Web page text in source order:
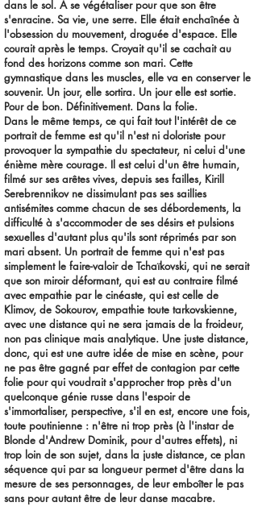
dans le sol. À se végétaliser pour que son être
s'enracine. Sa vie, une serre. Elle était enchaînée à
l'obsession du mouvement, droguée d'espace. Elle
courait après le temps. Croyait qu'il se cachait au
fond des horizons comme son mari. Cette
gymnastique dans les muscles, elle va en conserver le
souvenir. Un jour, elle sortira. Un jour elle est sortie.
Pour de bon. Définitivement. Dans la folie.
Dans le même temps, ce qui fait tout l'intérêt de ce
portrait de femme est qu'il n'est ni doloriste pour
provoquer la sympathie du spectateur, ni celui d'une
énième mère courage. Il est celui d'un être humain,
filmé sur ses arêtes vives, depuis ses failles, Kirill
Serebrennikov ne dissimulant pas ses saillies
antisémites comme chacun de ses débordements, la
difficulté à s'accommoder de ses désirs et pulsions
sexuelles d'autant plus qu'ils sont réprimés par son
mari absent. Un portrait de femme qui n'est pas
simplement le faire-valoir de Tchaïkovski, qui ne serait
que son miroir déformant, qui est au contraire filmé
avec empathie par le cinéaste, qui est celle de
Klimov, de Sokourov, empathie toute tarkovskienne,
avec une distance qui ne sera jamais de la froideur,
non pas clinique mais analytique. Une juste distance,
donc, qui est une autre idée de mise en scène, pour
ne pas être gagné par effet de contagion par cette
folie pour qui voudrait s'approcher trop près d'un
quelconque génie russe dans l'espoir de
s'immortaliser, perspective, s'il en est, encore une fois,
toute poutinienne : n'être ni trop près (à l'instar de
Blonde d'Andrew Dominik, pour d'autres effets), ni
trop loin de son sujet, dans la juste distance, ce plan
séquence qui par sa longueur permet d'être dans la
mesure de ses personnages, de leur emboîter le pas
sans pour autant être de leur danse macabre.